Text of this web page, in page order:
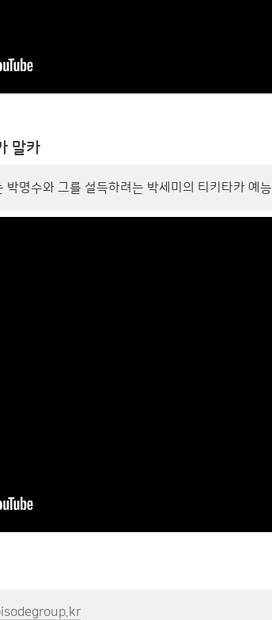
말카
박명수와 그를 설득하려는 박세미의 티키타카 예